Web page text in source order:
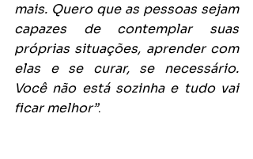
mais. Quero que as pessoas sejam
capazes de contemplar suas
próprias situações, aprender com
elas e se curar, se necessário.
Você não está sozinha e tudo vai
ficar melhor”.